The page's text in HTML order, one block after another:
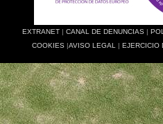
EXTRANET | CANAL DE DENUNCIAS |
COOKIES|AVISO LEGAL | EJERCICIO